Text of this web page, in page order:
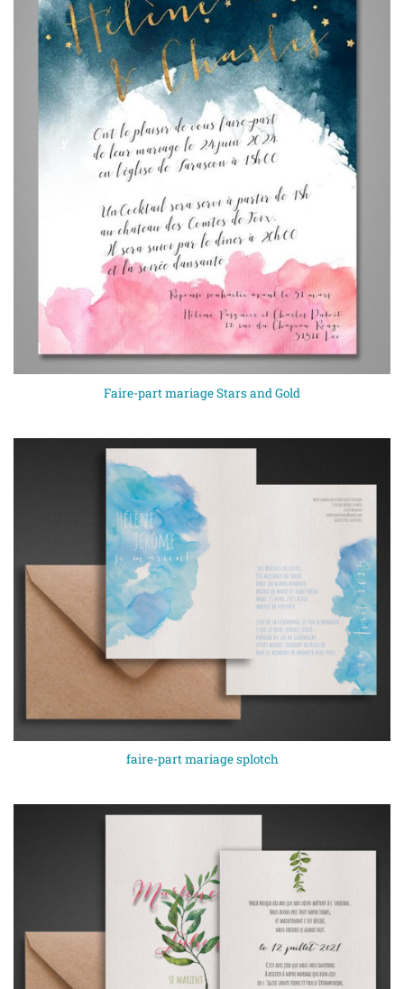
Faire-part mariage Stars and Gold
faire-part mariage splotch